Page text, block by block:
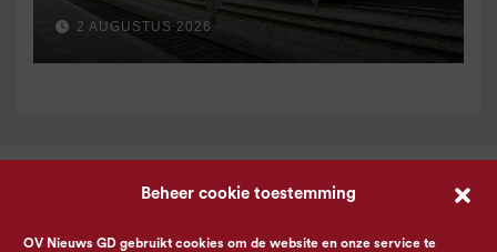
Beheer cookie toestemming
OV Nieuws GD gebruikt cookies om de website en onze service te
2 AUGUSTUS 2026